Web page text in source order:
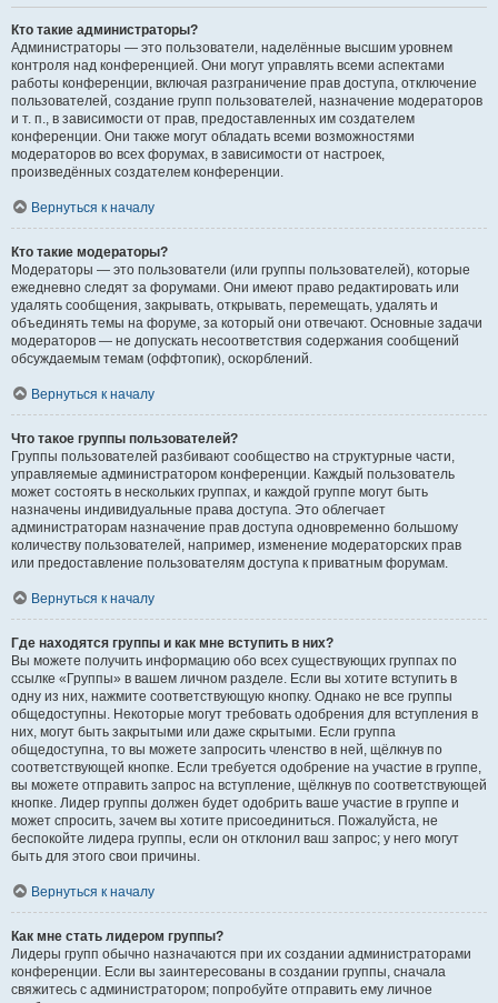
Кто такие администраторы?
Администраторы — это пользователи, наделённые высшим уровнем
контроля над конференцией. Они могут управлять всеми аспектами
работы конференции, включая разграничение прав доступа, отключение
пользователей, создание групп пользователей, назначение модераторов
и т. п., в зависимости от прав, предоставленных им создателем
конференции. Они также могут обладать всеми возможностями
модераторов во всех форумах, в зависимости от настроек,
произведённых создателем конференции.
Вернуться к началу
Кто такие модераторы?
Модераторы — это пользователи (или группы пользователей), которые
ежедневно следят за форумами. Они имеют право редактировать или
удалять сообщения, закрывать, открывать, перемещать, удалять и
объединять темы на форуме, за который они отвечают. Основные задачи
модераторов — не допускать несоответствия содержания сообщений
обсуждаемым темам (оффтопик), оскорблений.
Вернуться к началу
Что такое группы пользователей?
Группы пользователей разбивают сообщество на структурные части,
управляемые администратором конференции. Каждый пользователь
может состоять в нескольких группах, и каждой группе могут быть
назначены индивидуальные права доступа. Это облегчает
администраторам назначение прав доступа одновременно большому
количеству пользователей, например, изменение модераторских прав
или предоставление пользователям доступа к приватным форумам.
Вернуться к началу
Где находятся группы и как мне вступить в них?
Вы можете получить информацию обо всех существующих группах по
ссылке «Группы» в вашем личном разделе. Если вы хотите вступить в
одну из них, нажмите соответствующую кнопку. Однако не все группы
общедоступны. Некоторые могут требовать одобрения для вступления в
них, могут быть закрытыми или даже скрытыми. Если группа
общедоступна, то вы можете запросить членство в ней, щёлкнув по
соответствующей кнопке. Если требуется одобрение на участие в группе,
вы можете отправить запрос на вступление, щёлкнув по соответствующей
кнопке. Лидер группы должен будет одобрить ваше участие в группе и
может спросить, зачем вы хотите присоединиться. Пожалуйста, не
беспокойте лидера группы, если он отклонил ваш запрос; у него могут
быть для этого свои причины.
Вернуться к началу
Как мне стать лидером группы?
Лидеры групп обычно назначаются при их создании администраторами
конференции. Если вы заинтересованы в создании группы, сначала
свяжитесь с администратором; попробуйте отправить ему личное